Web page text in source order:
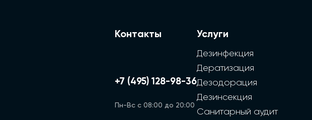
Контакты
+7 (495) 128-98-36
Пн-Вс с 08:00 до 20:00
Услуги
Дезинфекция
Дератизация
Дезодорация
Дезинсекция
Санитарный аудит